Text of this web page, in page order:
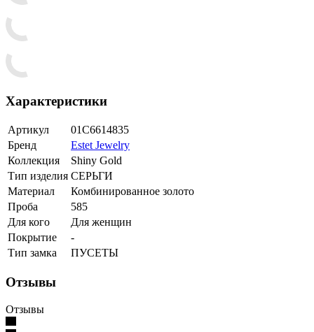
Характеристики
Артикул
01С6614835
Бренд
Estet Jewelry
Коллекция
Shiny Gold
Тип изделия СЕРЬГИ
Материал
Комбинированное золото
Проба
585
Для кого
Для женщин
Покрытие
-
Тип замка
ПУСЕТЫ
Отзывы
Отзывы